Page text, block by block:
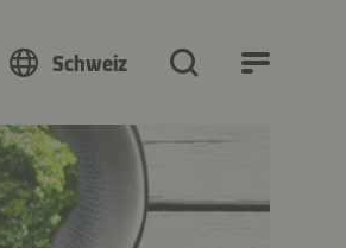
Schweiz